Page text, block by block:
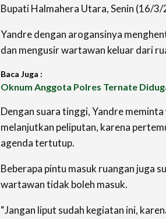
Bupati Halmahera Utara, Senin (16/
Yandre dengan arogansinya
dan mengusir wartawan keluar dari
Baca Juga :
Oknum Anggota Polres Ternate
Dengan suara tinggi, Yandre
melanjutkan peliputan, karena
agenda tertutup.
Beberapa pintu masuk ruangan juga
wartawan tidak boleh masuk.
“Jangan liput sudah kegiatan ini,